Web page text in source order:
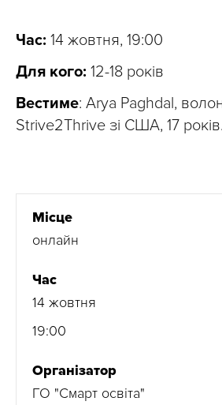
Час: 14 жовтня, 19:00
Для кого: 12-18 років
Вестиме: Arya Paghdal,
Strive2Thrive зі США, 17 років.
Місце
онлайн
Час
14 жовтня
19:00
Організатор
ГО "Смарт освіта"